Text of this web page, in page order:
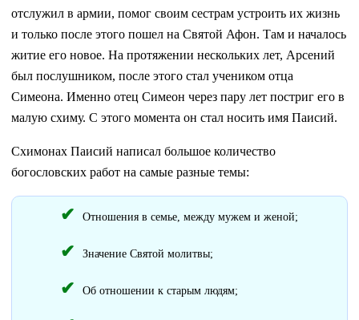
отслужил в армии, помог своим сестрам устроить их жизнь
и только после этого пошел на Святой Афон. Там и началось
житие его новое. На протяжении нескольких лет, Арсений
был послушником, после этого стал учеником отца
Симеона. Именно отец Симеон через пару лет постриг его в
малую схиму. С этого момента он стал носить имя Паисий.
Схимонах Паисий написал большое количество
богословских работ на самые разные темы:
Отношения в семье, между мужем и женой;
Значение Святой молитвы;
Об отношении к старым людям;